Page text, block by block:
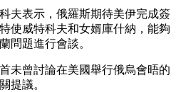
夫表示，俄羅斯期待美伊完成簽
使威特科夫和女婿庫什納，能夠
問題進行會談。
未曾討論在美國舉行俄烏會晤的
提議。